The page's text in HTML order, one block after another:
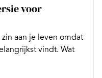
voor
aan je leven omdat
vindt. Wat